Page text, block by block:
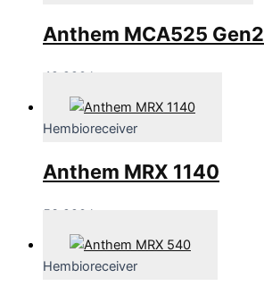
Anthem MCA525 Gen2
42,990 kr
Hembioreceiver
Anthem MRX 1140
53,990 kr
Hembioreceiver